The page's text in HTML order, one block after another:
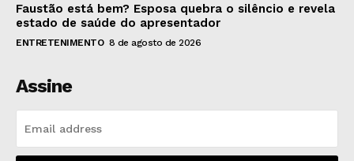
Faustão está bem? Esposa quebra o silêncio e revela
estado de saúde do apresentador
ENTRETENIMENTO 8 de agosto de 2026
Assine